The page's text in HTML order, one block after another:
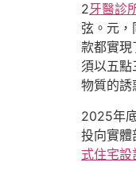
2牙醫診
弦。元
款都實現
須以五
物質的誘
2025年
投向實體
式住宅設